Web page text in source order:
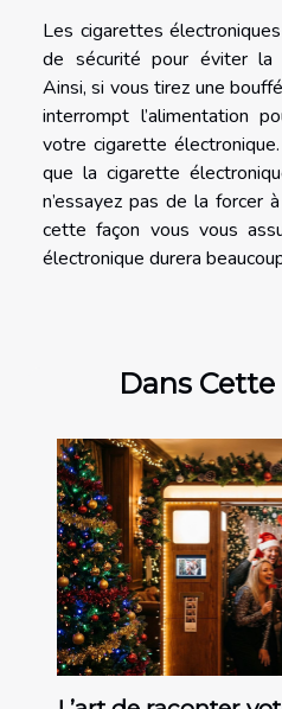
Les cigarettes
de sécurité pour éviter la
Ainsi, si vous tirez une
interrompt l’alimentation
votre cigarette
que la cigarette
n’essayez pas de la forcer
cette façon vous vous
électronique durera
Dans